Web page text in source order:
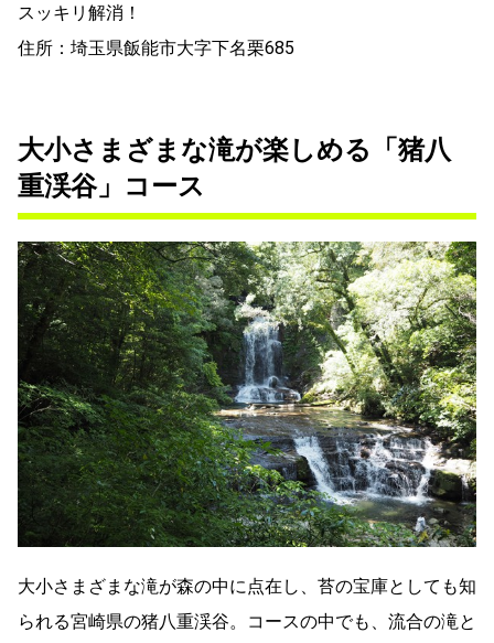
スッキリ解消！
住所：埼玉県飯能市大字下名栗685
大小さまざまな滝が楽しめる「猪八
重渓谷」コース
大小さまざまな滝が森の中に点在し、苔の宝庫としても知
られる宮崎県の猪八重渓谷。コースの中でも、流合の滝と